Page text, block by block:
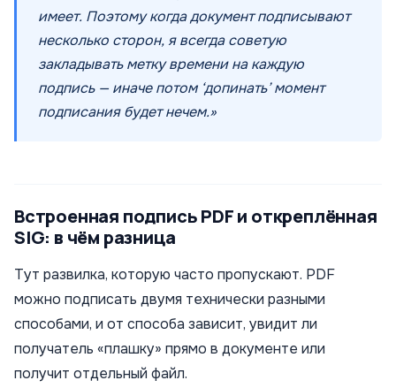
имеет. Поэтому когда документ подписывают
несколько сторон, я всегда советую
закладывать метку времени на каждую
подпись — иначе потом ‘допинать’ момент
подписания будет нечем.»
Встроенная подпись PDF и откреплённая
SIG: в чём разница
Тут развилка, которую часто пропускают. PDF
можно подписать двумя технически разными
способами, и от способа зависит, увидит ли
получатель «плашку» прямо в документе или
получит отдельный файл.